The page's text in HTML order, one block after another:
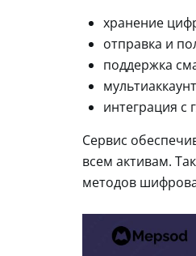
хранение
отправка и
поддержка
интеграция с
Сервис
всем активам.
методов